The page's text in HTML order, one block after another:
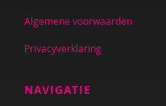
Algemene voorwaarden
Privacyverklaring
NAVIGATIE